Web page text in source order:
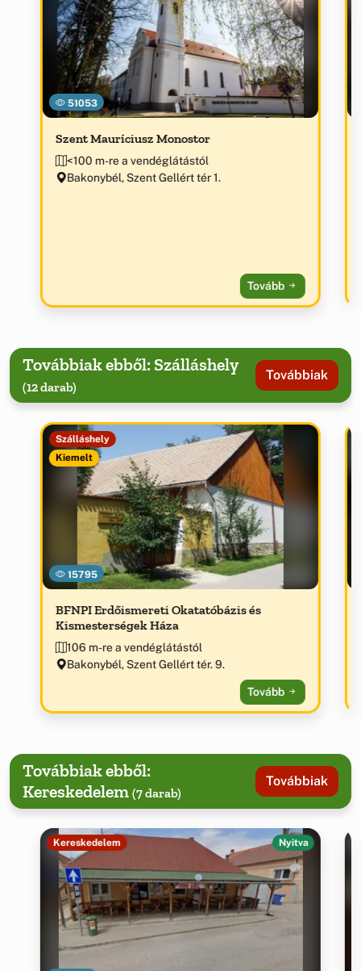
51053
Szent Mauríciusz Monostor
<100 m-re a vendéglátástól
Bakonybél, Szent Gellért tér 1.
Tovább
Továbbiak ebből: Szálláshely
(12 darab)
Továbbiak
15795
Szálláshely
Kiemelt
BFNPI Erdőismereti Okatatóbázis és
Kismesterségek Háza
106 m-re a vendéglátástól
Bakonybél, Szent Gellért tér. 9.
Tovább
Továbbiak ebből:
Kereskedelem (7 darab)
Továbbiak
Kereskedelem Nyitva